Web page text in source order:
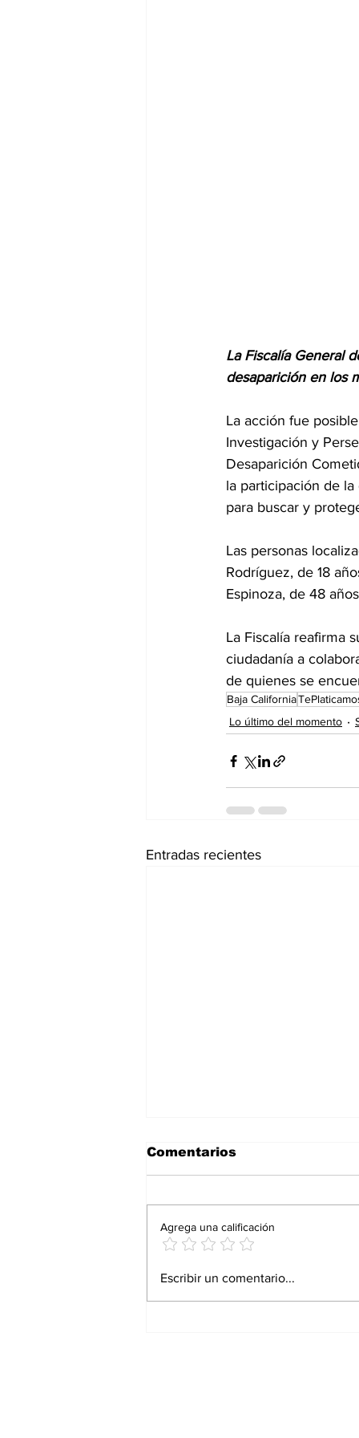
La Fiscalía General
desaparición en los
La acción fue
Investigación y
Desaparición
la participación de
para buscar y
Las personas
Rodríguez, de 18
Espinoza, de 48
La Fiscalía reafirma
ciudadanía a
de quienes se
Baja California
Lo último del momento
Entradas recientes
Proturismo responde
Martínez Bremer
Comentarios
Agrega una calificación
Escribir un comentario...